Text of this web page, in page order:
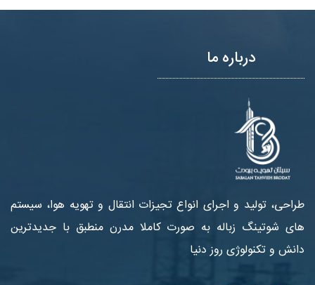
درباره ما
طراحی، تولید و اجرای انواع تجیزات انتقال و تهویه هوا، سیستم
های شوتینگ زباله به صورت کاملا مدرن منطبق با جدیدترین
دانش و تکنولوژی روز دنیا